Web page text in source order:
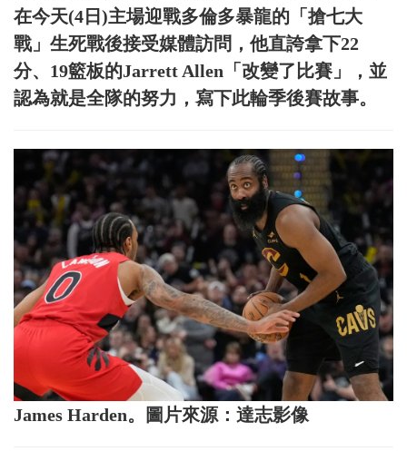
在今天(4日)主場迎戰多倫多暴龍的「搶七大
戰」生死戰後接受媒體訪問，他直誇拿下22
分、19籃板的Jarrett Allen「改變了比賽」，並
認為就是全隊的努力，寫下此輪季後賽故事。
James Harden。圖片來源：達志影像